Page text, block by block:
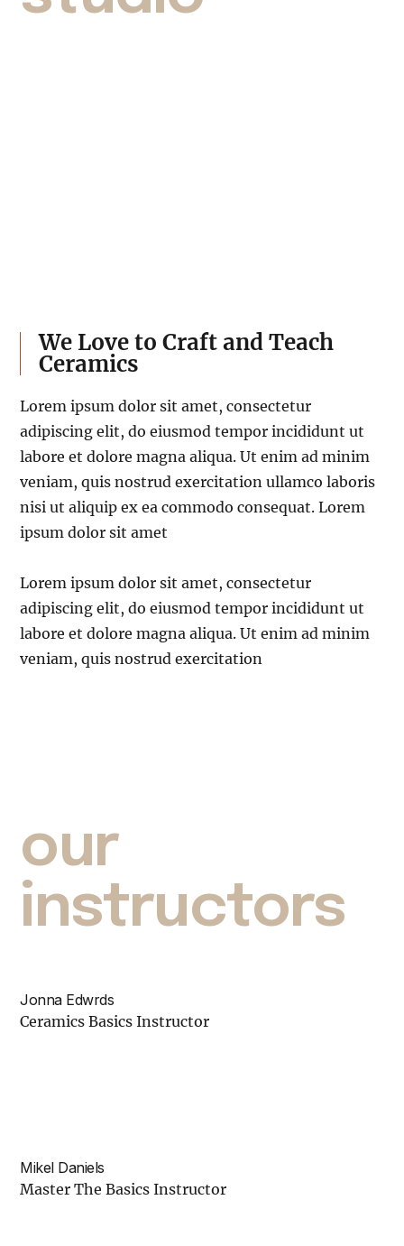
We Love to Craft and Teach
Ceramics
Lorem ipsum dolor sit amet, consectetur
adipiscing elit, do eiusmod tempor incididunt ut
labore et dolore magna aliqua. Ut enim ad minim
veniam, quis nostrud exercitation ullamco laboris
nisi ut aliquip ex ea commodo consequat. Lorem
ipsum dolor sit amet
Lorem ipsum dolor sit amet, consectetur
adipiscing elit, do eiusmod tempor incididunt ut
labore et dolore magna aliqua. Ut enim ad minim
veniam, quis nostrud exercitation
our
instructors
Jonna Edwrds
Ceramics Basics Instructor
Mikel Daniels
Master The Basics Instructor